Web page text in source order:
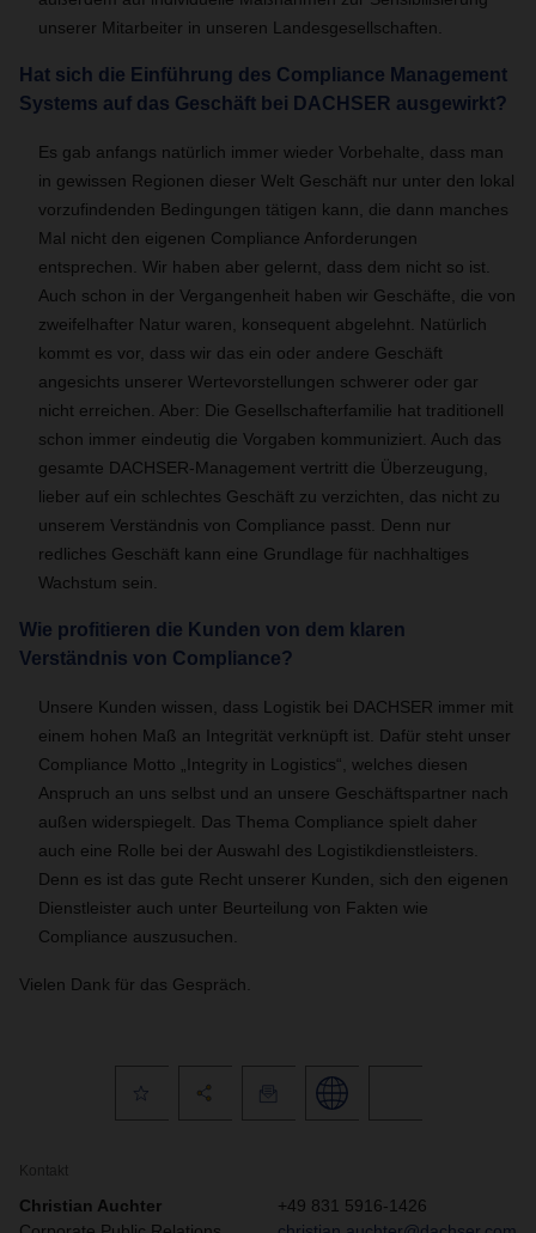
unserer Mitarbeiter in unseren Landesgesellschaften.
Hat sich die Einführung des Compliance Management
Systems auf das Geschäft bei DACHSER ausgewirkt?
Es gab anfangs natürlich immer wieder Vorbehalte, dass man
in gewissen Regionen dieser Welt Geschäft nur unter den lokal
vorzufindenden Bedingungen tätigen kann, die dann manches
Mal nicht den eigenen Compliance Anforderungen
entsprechen. Wir haben aber gelernt, dass dem nicht so ist.
Auch schon in der Vergangenheit haben wir Geschäfte, die von
zweifelhafter Natur waren, konsequent abgelehnt. Natürlich
kommt es vor, dass wir das ein oder andere Geschäft
angesichts unserer Wertevorstellungen schwerer oder gar
nicht erreichen. Aber: Die Gesellschafterfamilie hat traditionell
schon immer eindeutig die Vorgaben kommuniziert. Auch das
gesamte DACHSER-Management vertritt die Überzeugung,
lieber auf ein schlechtes Geschäft zu verzichten, das nicht zu
unserem Verständnis von Compliance passt. Denn nur
redliches Geschäft kann eine Grundlage für nachhaltiges
Wachstum sein.
Wie profitieren die Kunden von dem klaren
Verständnis von Compliance?
Unsere Kunden wissen, dass Logistik bei DACHSER immer mit
einem hohen Maß an Integrität verknüpft ist. Dafür steht unser
Compliance Motto „Integrity in Logistics“, welches diesen
Anspruch an uns selbst und an unsere Geschäftspartner nach
außen widerspiegelt. Das Thema Compliance spielt daher
auch eine Rolle bei der Auswahl des Logistikdienstleisters.
Denn es ist das gute Recht unserer Kunden, sich den eigenen
Dienstleister auch unter Beurteilung von Fakten wie
Compliance auszusuchen.
Vielen Dank für das Gespräch.
Kontakt
Christian Auchter
+49 831 5916-1426